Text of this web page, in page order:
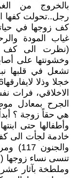
بالخروج من
رجل..تحولت كفها
كف زوجها في
غياب المودة
(نظرت الى كف
وخشونتها على
تشعل في قلبها
الاخلاقي، فرات
الجرح بمعادل
هي حقاً زوجة ؟
وأطفالها حتى
خادمة لجأت الى
تنسى نساء زوجها
وملطخة بآثار